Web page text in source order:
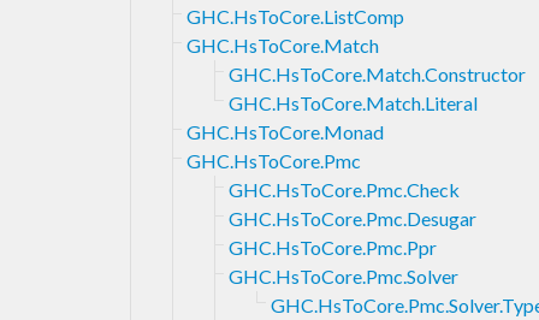
GHC.HsToCore.ListComp
GHC.HsToCore.Match
GHC.HsToCore.Match.Constructor
GHC.HsToCore.Match.Literal
GHC.HsToCore.Monad
GHC.HsToCore.Pmc
GHC.HsToCore.Pmc.Check
GHC.HsToCore.Pmc.Desugar
GHC.HsToCore.Pmc.Ppr
GHC.HsToCore.Pmc.Solver